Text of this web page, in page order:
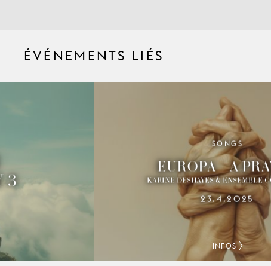
ÉVÉNEMENTS LIÉS
3
BRING
SONGS
EUROPA – A
KARINE DESHAYES & ENSEMBLE
23.4.2025
INFOS